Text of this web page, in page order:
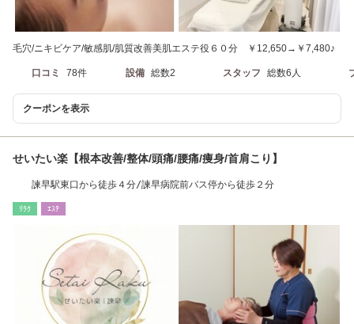
毛穴/ニキビケア/敏感肌/肌質改善美肌エステ役６０分 ￥12,650→￥7,480♪
口コミ 78件 設備 総数2 スタッフ 総数6人
クーポンを表示
せいたい楽【根本改善/整体/頭痛/腰痛/痩身/首肩こり】
諫早駅東口から徒歩４分/諫早病院前バス停から徒歩２分
ﾘﾗｸ ｴｽﾃ